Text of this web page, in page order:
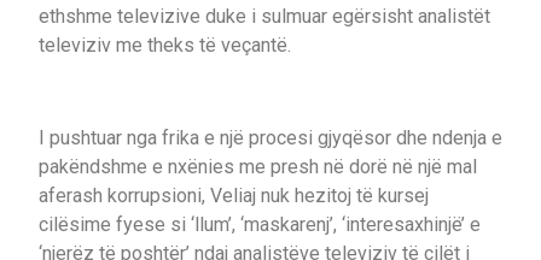
ethshme televizive duke i sulmuar egërsisht analistët
televiziv me theks të veçantë.
I pushtuar nga frika e një procesi gjyqësor dhe ndenja e
pakëndshme e nxënies me presh në dorë në një mal
aferash korrupsioni, Veliaj nuk hezitoj të kursej
cilësime fyese si ‘llum’, ‘maskarenj’, ‘interesaxhinjë’ e
‘njerëz të poshtër’ ndaj analistëve televiziv të cilët i